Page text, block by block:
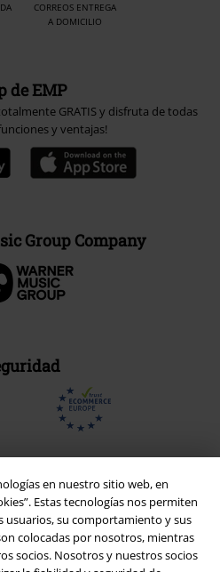
en nuestro sitio web, en
Estas tecnologías nos permiten
usuarios, su comportamiento y sus
colocadas por nosotros, mientras
socios. Nosotros y nuestros socios
CORREOS ENTREGA
A DOMICILIO
de EMP
GRATIS y disfruta de todas
y ventajas!
Group Company